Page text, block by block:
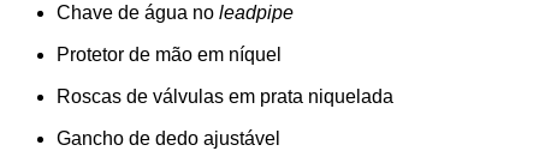
Chave de água no leadpipe
Protetor de mão em níquel
Roscas de válvulas em prata niquelada
Gancho de dedo ajustável